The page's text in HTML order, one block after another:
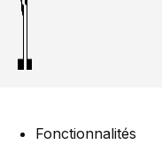
Fonctionnalités